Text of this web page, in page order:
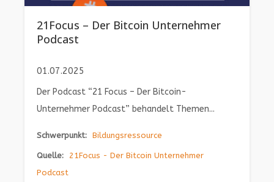
21Focus – Der Bitcoin Unternehmer
Podcast
01.07.2025
Der Podcast “21 Focus – Der Bitcoin-
Unternehmer Podcast” behandelt Themen...
Schwerpunkt: Bildungsressource
Quelle:
21Focus - Der Bitcoin Unternehmer
Podcast